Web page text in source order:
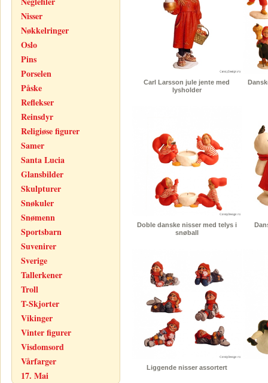
Nisser
Nøkkelringer
Oslo
Pins
Porselen
Påske
Reflekser
Reinsdyr
Religiøse figurer
Samer
Santa Lucia
Glansbilder
Skulpturer
Snøkuler
Snømenn
Sportsbarn
Suvenirer
Sverige
Tallerkener
Troll
T-Skjorter
Vikinger
Vinter figurer
Visdomsord
Vårfarger
17. Mai
Carl Larsson jule jente med
lysholder
Doble danske nisser med telys i
snøball
Liggende nisser assortert